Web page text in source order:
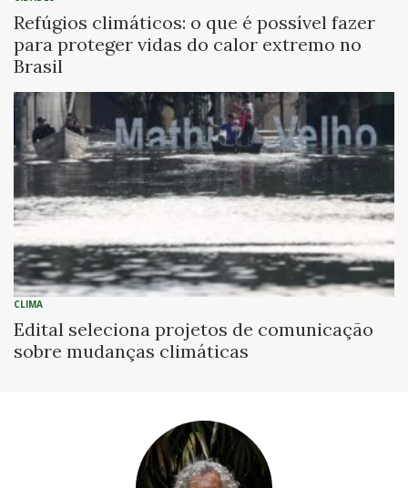
Refúgios climáticos: o que é possível fazer
para proteger vidas do calor extremo no
Brasil
CLIMA
Edital seleciona projetos de comunicação
sobre mudanças climáticas